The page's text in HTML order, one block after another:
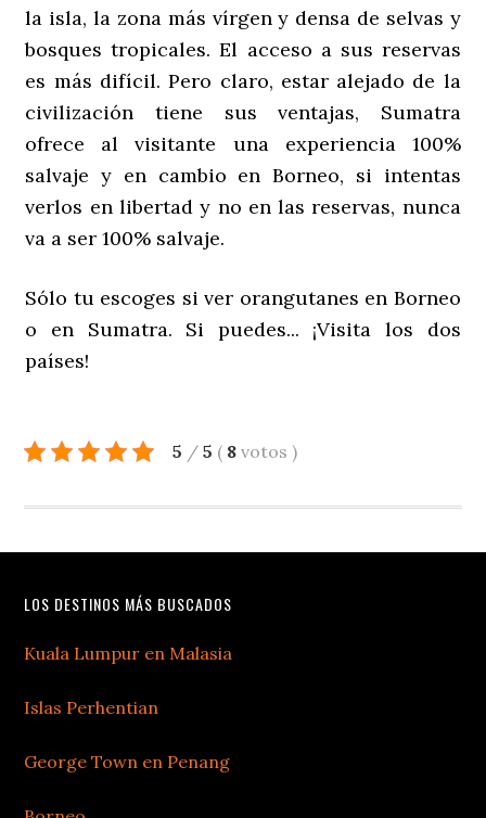
la isla, la zona más vírgen y densa de selvas y
bosques tropicales. El acceso a sus reservas
es más difícil. Pero claro, estar alejado de la
civilización tiene sus ventajas, Sumatra
ofrece al visitante una experiencia 100%
salvaje y en cambio en Borneo, si intentas
verlos en libertad y no en las reservas, nunca
va a ser 100% salvaje.
Sólo tu escoges si ver orangutanes en Borneo
o en Sumatra. Si puedes... ¡Visita los dos
países!
5 / 5 ( 8 votos )
LOS DESTINOS MÁS BUSCADOS
Kuala Lumpur en Malasia
Islas Perhentian
George Town en Penang